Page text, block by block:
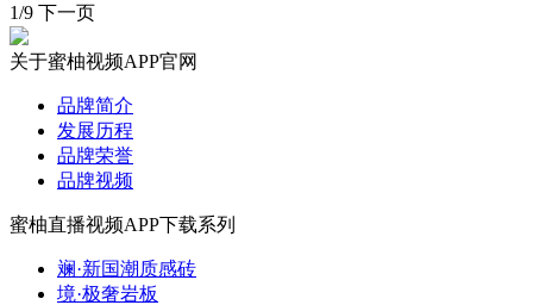
1/9 下一页
关于蜜柚视频APP官网
品牌简介
发展历程
品牌荣誉
品牌视频
蜜柚直播视频APP下载系列
斓·新国潮质感砖
境·极奢岩板